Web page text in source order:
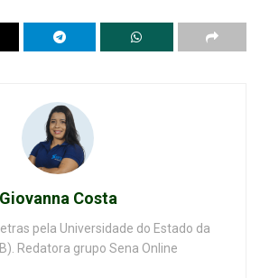
Giovanna Costa
pela Universidade do Estado da
Redatora grupo Sena Online